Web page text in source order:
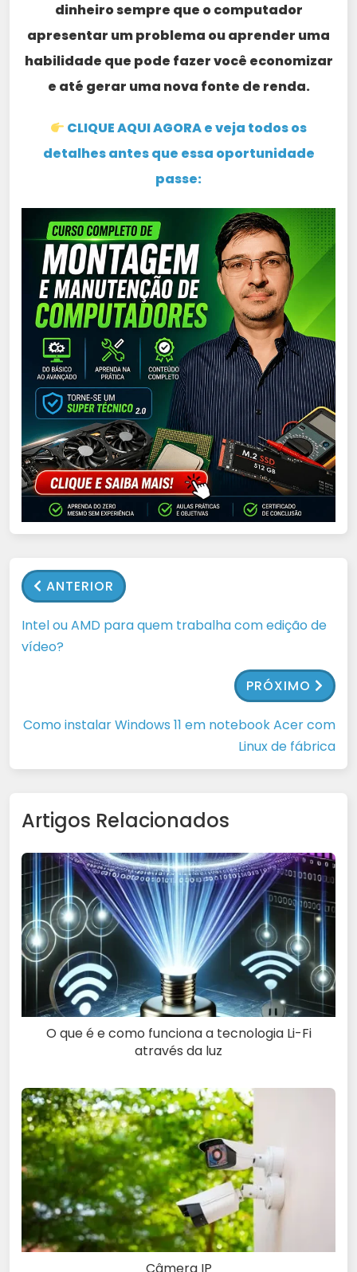
dinheiro sempre que o computador
apresentar um problema ou aprender uma
habilidade que pode fazer você economizar
e até gerar uma nova fonte de renda.
CLIQUE AQUI AGORA e veja todos os
detalhes antes que essa oportunidade
passe:
ANTERIOR
Intel ou AMD para quem trabalha com edição de
vídeo?
PRÓXIMO
Como instalar Windows 11 em notebook Acer com
Linux de fábrica
Artigos Relacionados
O que é e como funciona a tecnologia Li-Fi
através da luz
Câmera IP